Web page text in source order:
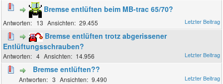
Bremse entlüften beim MB-trac 65/70?
13 29.455
Bremse entlüften trotz abgerissener
Entlüftungsschrauben?
4 14.956
Bremse entlüften??
3 9.490